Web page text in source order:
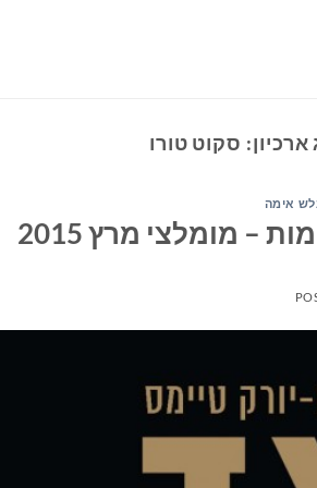
ארכיון: סקוט טורו
אימה
מומלצי מרץ 2015